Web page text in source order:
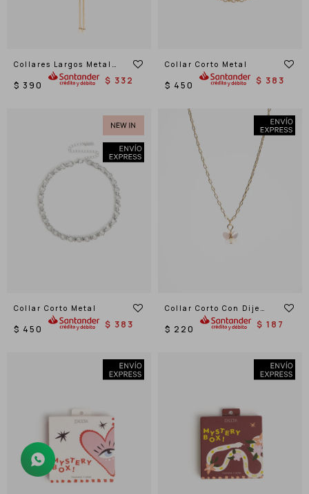
Collares Largos Metal
Biplating
$ 390 $ 332
Collar Corto Metal
$ 450 $ 383
Collar Corto Metal
$ 450 $ 383
Collar Corto Con Dije
Mariposa
$ 220 $ 187